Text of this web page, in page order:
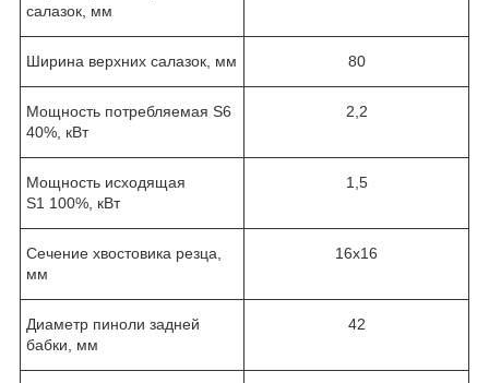
салазок, мм
Ширина верхних салазок, мм 80
Мощность потребляемая S6
40%, кВт
2,2
Мощность исходящая
S1 100%, кВт
1,5
Сечение хвостовика резца,
мм
16х16
Диаметр пиноли задней
бабки, мм
42